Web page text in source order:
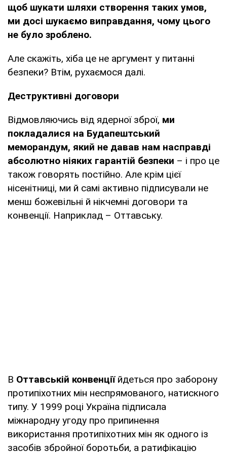
щоб шукати шляхи створення таких умов,
ми досі шукаємо виправдання, чому цього
не було зроблено.
Але скажіть, хіба це не аргумент у питанні
безпеки? Втім, рухаємося далі.
Деструктивні договори
Відмовляючись від ядерної зброї, ми
покладалися на Будапештський
меморандум, який не давав нам насправді
абсолютно ніяких гарантій безпеки – і про це
також говорять постійно. Але крім цієї
нісенітниці, ми й самі активно підписували не
менш божевільні й нікчемні договори та
конвенції. Наприклад – Оттавську.
В Оттавській конвенціїйдеться про заборону
протипіхотних мін неспрямованого, натискного
типу. У 1999 році Україна підписала
міжнародну угоду про припинення
використання протипіхотних мін як одного із
засобів збройної боротьби, а ратифікацію